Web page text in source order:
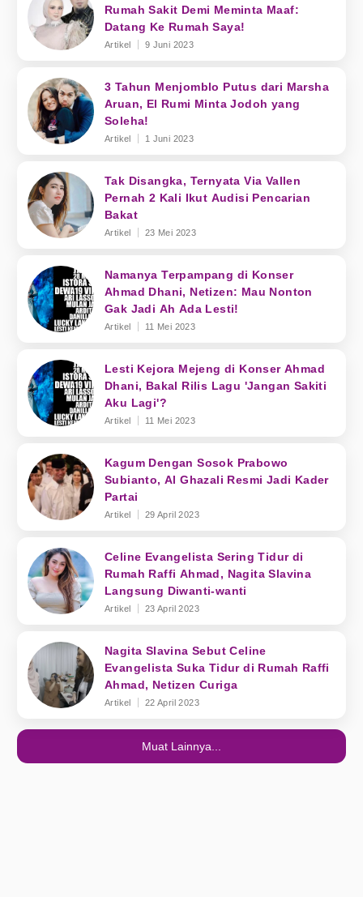
Rumah Sakit Demi Meminta Maaf:
Datang Ke Rumah Saya!
Artikel 9 Juni 2023
3 Tahun Menjomblo Putus dari Marsha
Aruan, El Rumi Minta Jodoh yang
Soleha!
Artikel 1 Juni 2023
Tak Disangka, Ternyata Via Vallen
Pernah 2 Kali Ikut Audisi Pencarian
Bakat
Artikel 23 Mei 2023
Namanya Terpampang di Konser
Ahmad Dhani, Netizen: Mau Nonton
Gak Jadi Ah Ada Lesti!
Artikel 11 Mei 2023
Lesti Kejora Mejeng di Konser Ahmad
Dhani, Bakal Rilis Lagu 'Jangan Sakiti
Aku Lagi'?
Artikel 11 Mei 2023
Kagum Dengan Sosok Prabowo
Subianto, Al Ghazali Resmi Jadi Kader
Partai
Artikel 29 April 2023
Celine Evangelista Sering Tidur di
Rumah Raffi Ahmad, Nagita Slavina
Langsung Diwanti-wanti
Artikel 23 April 2023
Nagita Slavina Sebut Celine
Evangelista Suka Tidur di Rumah Raffi
Ahmad, Netizen Curiga
Artikel 22 April 2023
Muat Lainnya...